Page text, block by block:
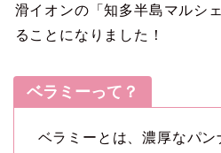
滑イオンの「知多半島マルシ
ることになりました！
ベラミーって？
ベラミーとは、濃厚なパ